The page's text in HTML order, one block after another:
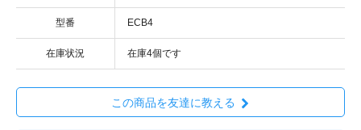
型番 ECB4
在庫状況 在庫4個です
この商品を友達に教える